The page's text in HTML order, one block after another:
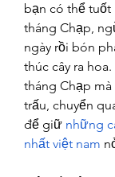
bạn có thể tuốt
tháng Chạp,
ngày rồi bón
thúc cây ra
tháng Chạp
trấu, chuyển
để giữ những
nhất việt nam